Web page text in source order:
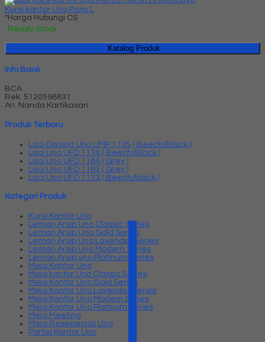
Kursi kantor Uno Paris L
*Harga Hubungi CS
Ready Stock
Katalog Produk
Info Bank
BCA
Rek. 5120598831
An. Nanda Kartikasari
Produk Terbaru
Laci Dorong Uno UMP 1135 ( Beech/Black )
Laci Uno UFD 1134 ( Beech/Black )
Laci Uno UFD 1184 ( Grey )
Laci Uno UFD 1183 ( Grey )
Laci Uno UFD 1133 ( Beech/black )
Kategori Produk
Kursi Kantor Uno
Lemari Arsip Uno Classic Series
Lemari Arsip Uno Gold Series
Lemari Arsip Uno Lavender Series
Lemari Arsip Uno Modern Series
Lemari Arsip uno Platinum Series
Meja Kantor Uno
Meja kantor Uno Classic Series
Meja Kantor Uno Gold Series
Meja Kantor Uno Lavender series
Meja Kantor Uno Modern Series
Meja Kantor Uno Platinum Series
Meja Meeting
Meja Resepsionis Uno
Partisi Kantor Uno